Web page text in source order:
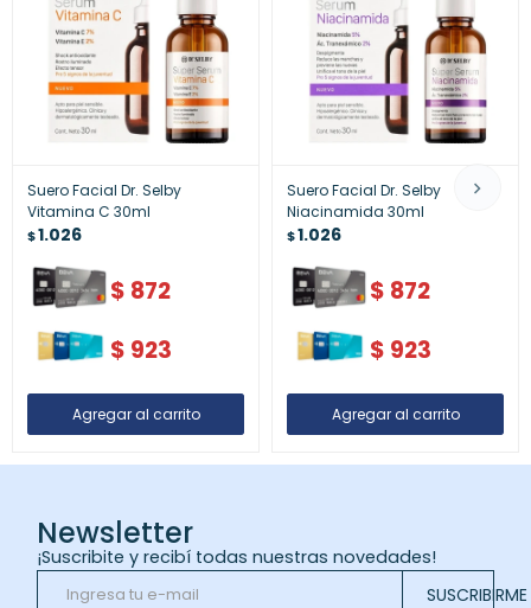
Suero Facial Dr. Selby
Vitamina C 30ml
$1.026
$ 872
$ 923
Suero Facial Dr. Selby
Niacinamida 30ml
$1.026
$ 872
$ 923
Newsletter
¡Suscribite y recibí todas nuestras novedades!
SUSCRIBIRME